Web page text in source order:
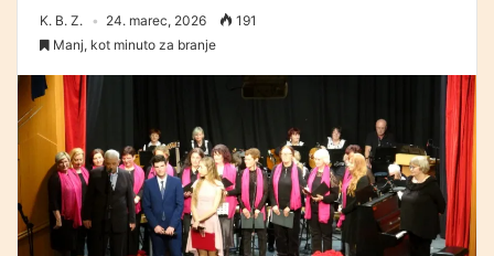
K. B. Z. 24. marec, 2026
191
Manj, kot minuto za branje